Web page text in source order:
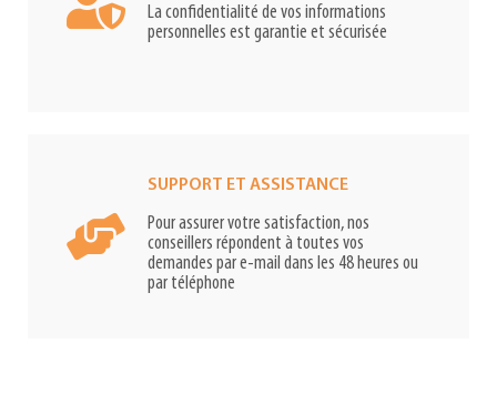
La confidentialité de vos informations
personnelles est garantie et sécurisée
SUPPORT ET ASSISTANCE
Pour assurer votre satisfaction, nos
conseillers répondent à toutes vos
demandes par e-mail dans les 48 heures ou
par téléphone